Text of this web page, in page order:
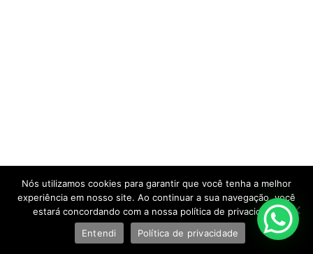
Nós utilizamos cookies para garantir que você tenha a melhor
experiência em nosso site. Ao continuar a sua navegação, você
estará concordando com a nossa política de privacidade.
Entendi
Política de privacidade